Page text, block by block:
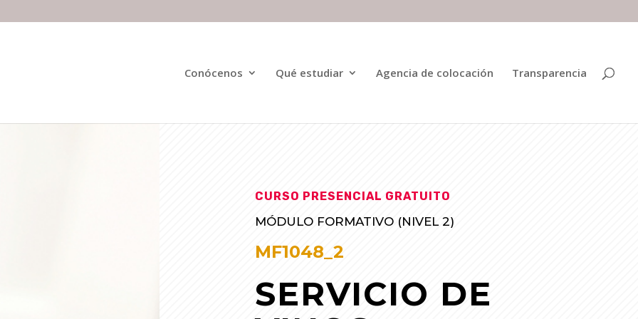
Conócenos Qué estudiar Agencia de colocación Transparencia
CURSO PRESENCIAL GRATUITO
MÓDULO FORMATIVO (NIVEL 2)
MF1048_2
SERVICIO DE